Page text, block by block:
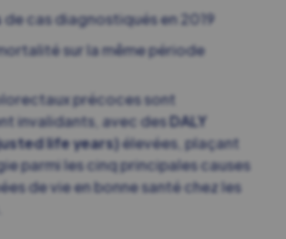
de cas diagnostiqués en 2019
sur la même période
précoces sont
invalidants, avec desDALY
life years)élevées, plaçant
parmi les cinq principales causes
de vie en bonne santé chez les